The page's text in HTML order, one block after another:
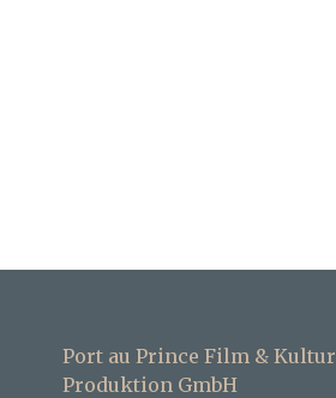
Port au Prince Film & Kultur
Produktion GmbH